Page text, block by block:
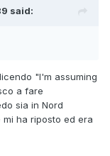
said:
"I'm assuming
a fare
sia in Nord
ha riposto ed era